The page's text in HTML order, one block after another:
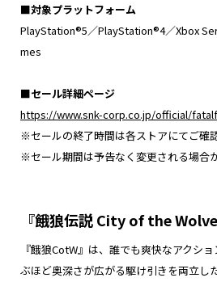
■対象プラットフォーム
PlayStation®5／PlayStation®4／Xbox
mes
■セール詳細ページ
https://www.snk-corp.co.jp/official/
※セールの終了時間は各ストアにてご確
※セール期間は予告なく変更される場合が
『餓狼伝説 City of the
『餓狼CotW』は、誰でも爽快なアクシ
ぶほど奥深さが広がる駆け引きを両立し